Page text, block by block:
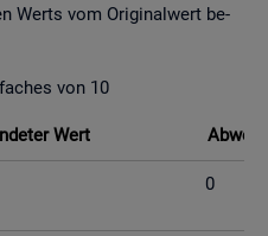
Werts vom Ori­gi­nal­wert be­
von 10
Wert
0